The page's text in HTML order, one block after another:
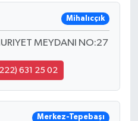
Mihalıcçık
MEYDANI NO:27
631 25 02
Merkez-Tepebaşı